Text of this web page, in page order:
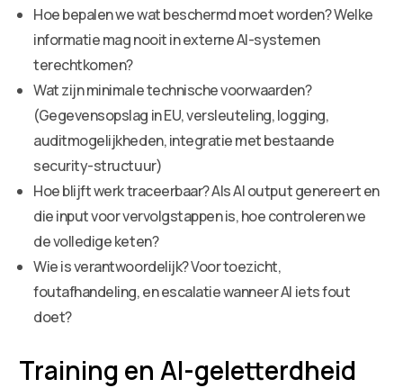
Hoe bepalen we wat beschermd moet worden? Welke
informatie mag nooit in externe AI-systemen
terechtkomen?
Wat zijn minimale technische voorwaarden?
(Gegevensopslag in EU, versleuteling, logging,
auditmogelijkheden, integratie met bestaande
security-structuur)
Hoe blijft werk traceerbaar? Als AI output genereert en
die input voor vervolgstappen is, hoe controleren we
de volledige keten?
Wie is verantwoordelijk? Voor toezicht,
foutafhandeling, en escalatie wanneer AI iets fout
doet?
Training en AI-geletterdheid